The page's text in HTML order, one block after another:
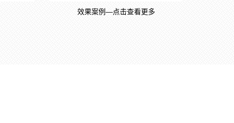
效果案例—点击查看更多